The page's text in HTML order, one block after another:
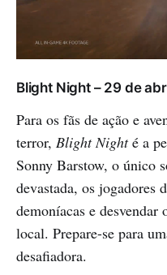
Blight Night – 29 de
Para os fãs de ação e
terror, Blight Nighté a
Sonny Barstow, o único
devastada, os jogadores
demoníacas e
local. Prepare-se para
desafiadora.